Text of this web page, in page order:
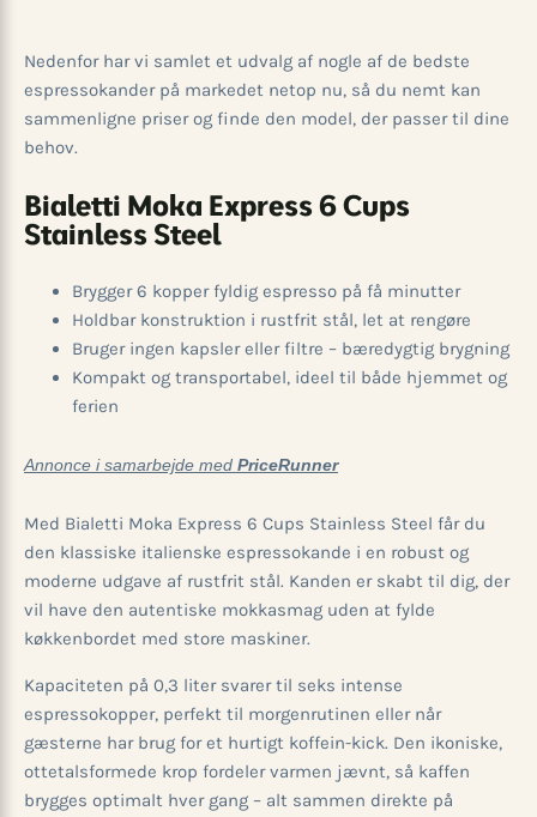
Nedenfor har vi samlet et udvalg af nogle af de bedste
espressokander på markedet netop nu, så du nemt kan
sammenligne priser og finde den model, der passer til dine
behov.
Bialetti Moka Express 6 Cups
Stainless Steel
Brygger 6 kopper fyldig espresso på få minutter
Holdbar konstruktion i rustfrit stål, let at rengøre
Bruger ingen kapsler eller filtre – bæredygtig brygning
Kompakt og transportabel, ideel til både hjemmet og
ferien
Annonce i samarbejde med PriceRunner
Med Bialetti Moka Express 6 Cups Stainless Steel får du
den klassiske italienske espressokande i en robust og
moderne udgave af rustfrit stål. Kanden er skabt til dig, der
vil have den autentiske mokkasmag uden at fylde
køkkenbordet med store maskiner.
Kapaciteten på 0,3 liter svarer til seks intense
espressokopper, perfekt til morgenrutinen eller når
gæsterne har brug for et hurtigt koffein-kick. Den ikoniske,
ottetalsformede krop fordeler varmen jævnt, så kaffen
brygges optimalt hver gang – alt sammen direkte på